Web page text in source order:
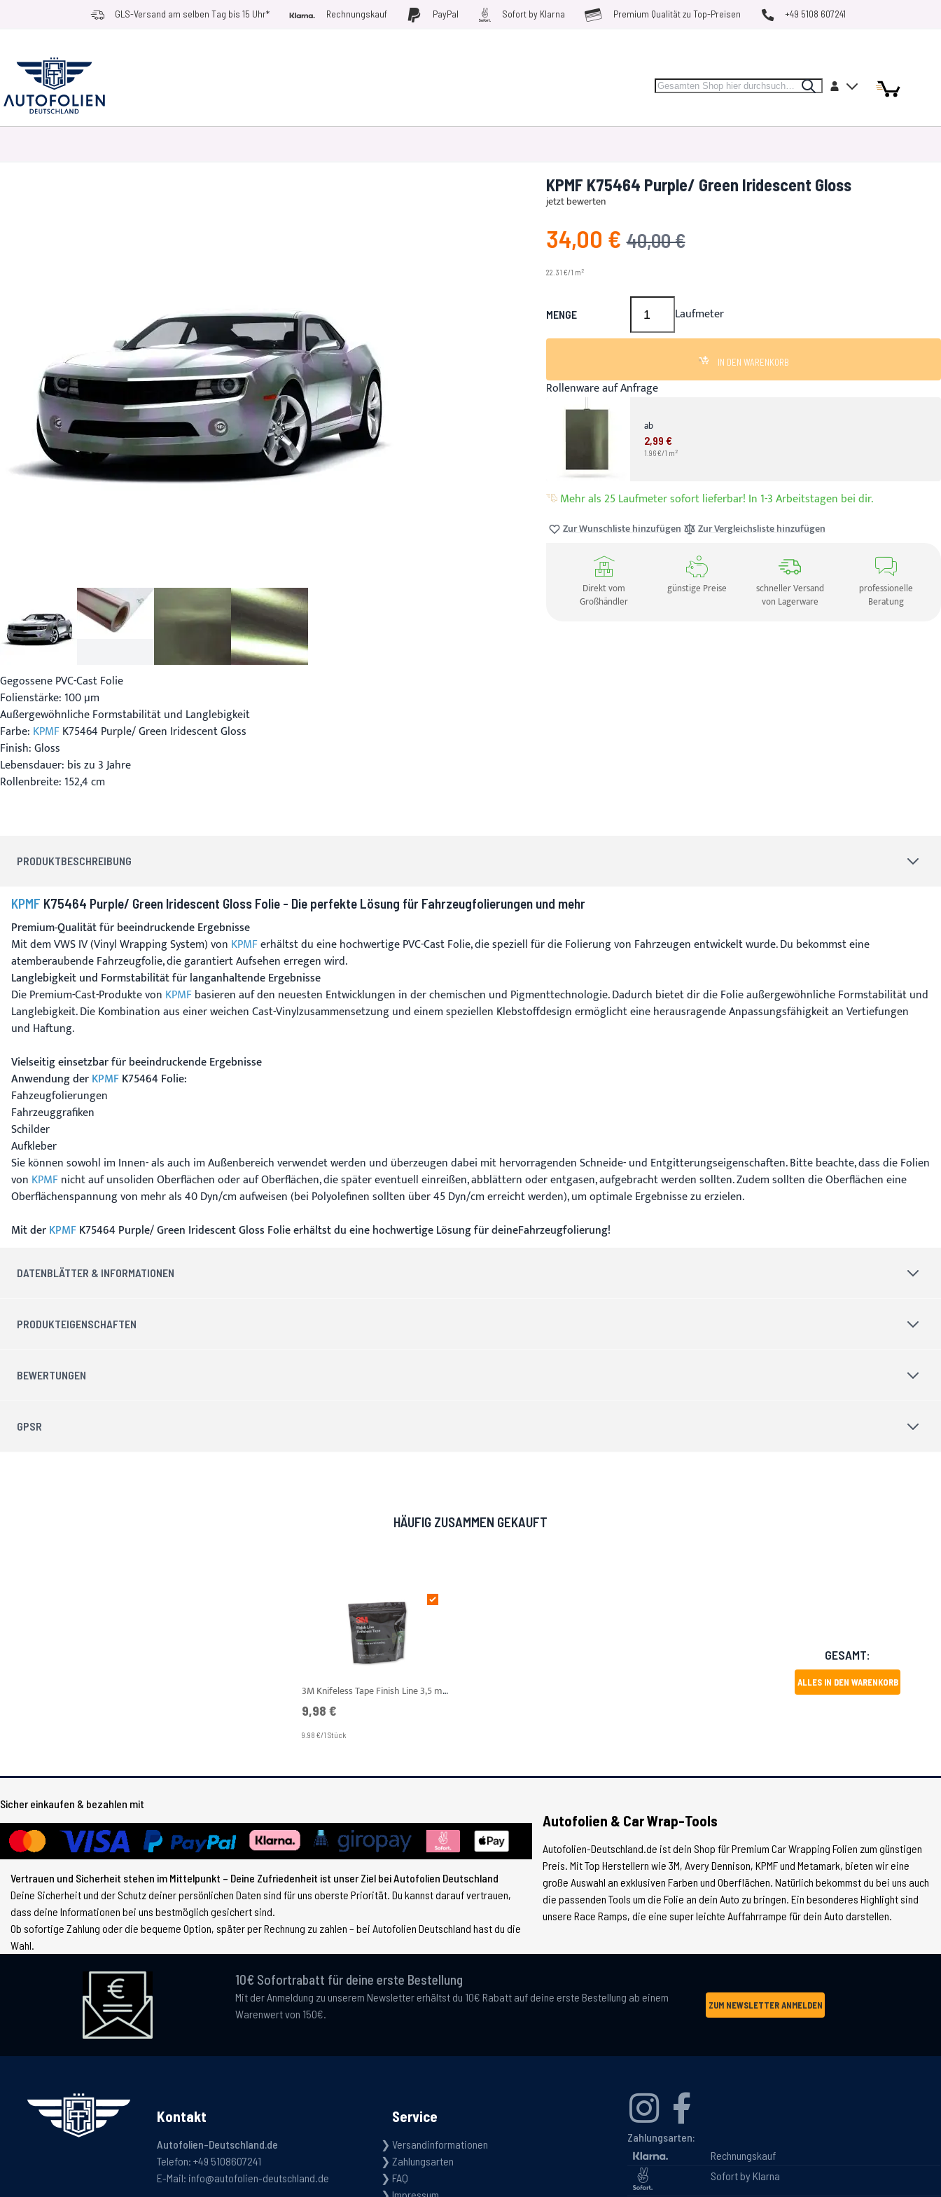
Zum Inhalt springen GLS-Versand am selben Tag bis 15 Uhr* Rechnungskauf PayPal Sofort by Klarna Premium Qualität zu Top-Preisen +49 5108 607241
Search SearchKonto MeinArtikel
Artikel
Gegossene PVC-Cast Folie
Folienstärke: 100 µm
Außergewöhnliche Formstabilität und Langlebigkeit
Farbe: KPMFK75464 Purple/ Green Iridescent Gloss
Finish: Gloss
Lebensdauer: bis zu 3 Jahre
Rollenbreite: 152,4 cm
KPMF K75464 Purple/ Green Iridescent Gloss
jetzt bewerten
Angebotspreis
34,00 € UVP
40,00 €
22.31 €/1 m2
MENGE Laufmeter
IN DEN WARENKORB
Rollenware auf Anfrage
ab
2,99 €
1.96 €/1 m 2
Mehr als 25 Laufmeter sofort lieferbar! In 1-3 Arbeitstagen bei dir.
Zur Wunschliste hinzufügen Zur Vergleichsliste hinzufügen
Direkt vom
Großhändler
günstige Preise
schneller Versand
von Lagerware
professionelle
Beratung
PRODUKTBESCHREIBUNG
KPMF K75464 Purple/ Green Iridescent Gloss Folie - Die perfekte Lösung für Fahrzeugfolierungen und mehr
Premium-Qualität für beeindruckende Ergebnisse
Mit dem VWS IV (Vinyl Wrapping System) von KPMFerhältst du eine hochwertige PVC-Cast Folie, die speziell für die Folierung von Fahrzeugen entwickelt wurde. Du bekommst eine
atemberaubende Fahrzeugfolie, die garantiert Aufsehen erregen wird.
Langlebigkeit und Formstabilität für langanhaltende Ergebnisse
Die Premium-Cast-Produkte von KPMFbasieren auf den neuesten Entwicklungen in der chemischen und Pigmenttechnologie. Dadurch bietet dir die Folie außergewöhnliche Formstabilität und
Langlebigkeit. Die Kombination aus einer weichen Cast-Vinylzusammensetzung und einem speziellen Klebstoffdesign ermöglicht eine herausragende Anpassungsfähigkeit an Vertiefungen
und Haftung.
Vielseitig einsetzbar für beeindruckende Ergebnisse
Anwendung derKPMFK75464 Folie:
Fahzeugfolierungen
Fahrzeuggrafiken
Schilder
Aufkleber
Sie können sowohl im Innen- als auch im Außenbereich verwendet werden und überzeugen dabei mit hervorragenden Schneide- und Entgitterungseigenschaften. Bitte beachte, dass die Folien
von KPMFnicht auf unsoliden Oberflächen oder auf Oberflächen, die später eventuell einreißen, abblättern oder entgasen, aufgebracht werden sollten. Zudem sollten die Oberflächen eine
Oberflächenspannung von mehr als 40 Dyn/cm aufweisen (bei Polyolefinen sollten über 45 Dyn/cm erreicht werden), um optimale Ergebnisse zu erzielen.
Mit derKPMFK75464 Purple/ Green Iridescent Gloss Folie erhältst du eine hochwertige Lösung für deineFahrzeugfolierung!
DATENBLÄTTER & INFORMATIONEN
PRODUKTEIGENSCHAFTEN
BEWERTUNGEN
GPSR
HÄUFIG ZUSAMMEN GEKAUFT
3M Knifeless Tape Finish Line 3,5 mm x 10 m
9,98 €
9.98 €/1 Stück
ALLES IN DEN WARENKORB
GESAMT:
Sicher einkaufen & bezahlen mit
Vertrauen und Sicherheit stehen im Mittelpunkt – Deine Zufriedenheit ist unser Ziel bei Autofolien Deutschland
Deine Sicherheit und der Schutz deiner persönlichen Daten sind für uns oberste Priorität. Du kannst darauf vertrauen,
dass deine Informationen bei uns bestmöglich gesichert sind.
Ob sofortige Zahlung oder die bequeme Option, später per Rechnung zu zahlen – bei Autofolien Deutschland hast du die
Wahl.
Autofolien & Car Wrap-Tools
Autofolien-Deutschland.de ist dein Shop für Premium Car Wrapping Folien zum günstigen
Preis. Mit Top Herstellern wie 3M, Avery Dennison, KPMF und Metamark, bieten wir eine
große Auswahl an exklusiven Farben und Oberflächen. Natürlich bekommst du bei uns auch
die passenden Tools um die Folie an dein Auto zu bringen. Ein besonderes Highlight sind
unsere Race Ramps, die eine super leichte Auffahrrampe für dein Auto darstellen.
10€ Sofortrabatt für deine erste Bestellung
Mit der Anmeldung zu unserem Newsletter erhältst du 10€ Rabatt auf deine erste Bestellung ab einem
Warenwert von 150€.
ZUM NEWSLETTER ANMELDEN
Kontakt
Autofolien-Deutschland.de
Telefon: +49 5108607241
E-Mail: info@autofolien-deutschland.de
Service
Versandinformationen
Zahlungsarten
FAQ
Zahlungsarten:
Rechnungskauf
Sofort by Klarna